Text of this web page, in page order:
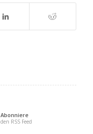
Abonniere
den RSS Feed